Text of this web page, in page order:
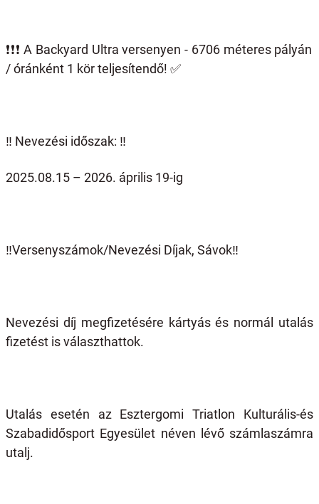
❗️❗️❗️ A Backyard Ultra versenyen - 6706 méteres pályán
/ óránként 1 kör teljesítendő! ✅️
‼️ Nevezési időszak: ‼️
2025.08.15 – 2026. április 19-ig
‼️Versenyszámok/Nevezési Díjak, Sávok‼️
Nevezési díj megfizetésére kártyás és normál utalás
fizetést is választhattok.
Utalás esetén az Esztergomi Triatlon Kulturális-és
Szabadidősport Egyesület néven lévő számlaszámra
utalj.